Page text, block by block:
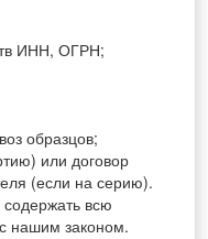
ИНН, ОГРН;
образцов;
или договор
(если на серию).
содержать всю
нашим законом.